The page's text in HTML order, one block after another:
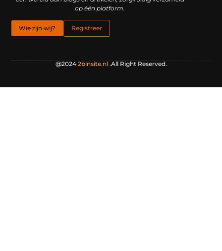
op één platform.
Wie zijn wij? Registreer
@2024 2binsite.nl.All Right Reserved.